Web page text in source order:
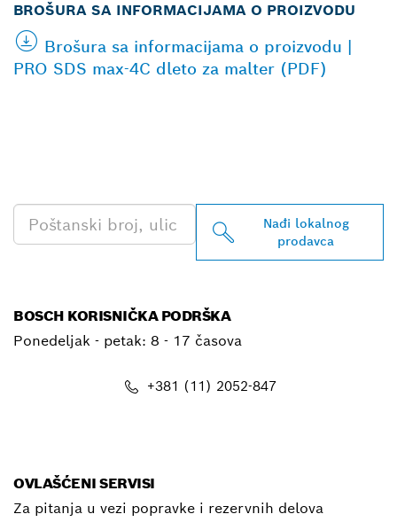
BROŠURA SA INFORMACIJAMA O PROIZVODU
Brošura sa informacijama o proizvodu |
PRO SDS max-4C dleto za malter (PDF)
Nađi lokalnog
prodavca
BOSCH KORISNIČKA PODRŠKA
Ponedeljak - petak: 8 - 17 časova
+381 (11) 2052-847
OVLAŠĆENI SERVISI
Za pitanja u vezi popravke i rezervnih delova